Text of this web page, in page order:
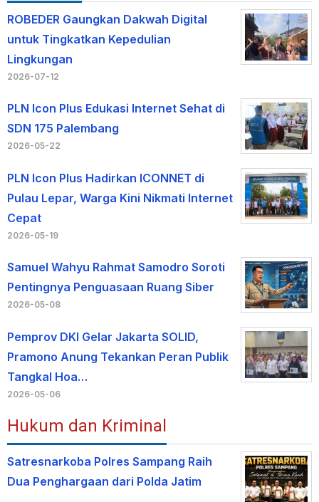
ROBEDER Gaungkan Dakwah Digital
untuk Tingkatkan Kepedulian
Lingkungan
2026-07-12
PLN Icon Plus Edukasi Internet Sehat di
SDN 175 Palembang
2026-05-22
PLN Icon Plus Hadirkan ICONNET di
Pulau Lepar, Warga Kini Nikmati Internet
Cepat
2026-05-19
Samuel Wahyu Rahmat Samodro Soroti
Pentingnya Penguasaan Ruang Siber
2026-05-08
Pemprov DKI Gelar Jakarta SOLID,
Pramono Anung Tekankan Peran Publik
Tangkal Hoa…
2026-05-06
Hukum dan Kriminal
Satresnarkoba Polres Sampang Raih
Dua Penghargaan dari Polda Jatim